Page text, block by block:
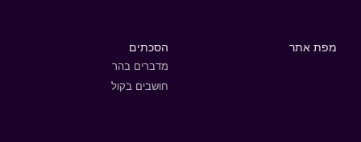
מפת אתר הסכתים
מדברים בהר
חושבים בקול